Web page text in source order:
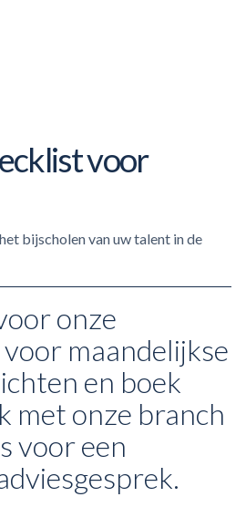
voor
bijscholen van uw talent in de
onze
maandelijkse
en boek
met onze branch
voor een